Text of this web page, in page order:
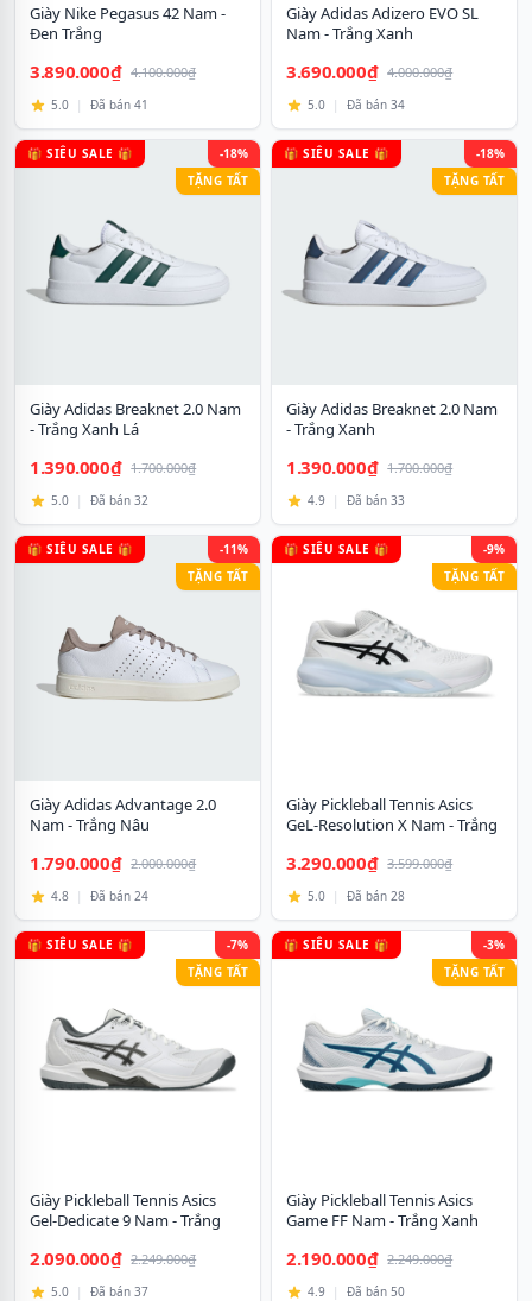
Giày Nike Pegasus 42 Nam -
Đen Trắng
3.890.000₫ 4.100.000₫
5.0 | Đã bán 41
Giày Adidas Adizero EVO SL
Nam - Trắng Xanh
3.690.000₫ 4.000.000₫
5.0 | Đã bán 34
🎁 SIÊU SALE 🎁
-18%
TẶNG TẤT
Giày Adidas Breaknet 2.0 Nam
- Trắng Xanh Lá
1.390.000₫ 1.700.000₫
5.0 | Đã bán 32
🎁 SIÊU SALE 🎁
-18%
TẶNG TẤT
Giày Adidas Breaknet 2.0 Nam
- Trắng Xanh
1.390.000₫ 1.700.000₫
4.9 | Đã bán 33
🎁 SIÊU SALE 🎁
-11%
TẶNG TẤT
Giày Adidas Advantage 2.0
Nam - Trắng Nâu
1.790.000₫ 2.000.000₫
4.8 | Đã bán 24
🎁 SIÊU SALE 🎁
-9%
TẶNG TẤT
Giày Pickleball Tennis Asics
GeL-Resolution X Nam - Trắng
3.290.000₫ 3.599.000₫
5.0 | Đã bán 28
🎁 SIÊU SALE 🎁
-7%
TẶNG TẤT
Giày Pickleball Tennis Asics
Gel-Dedicate 9 Nam - Trắng
2.090.000₫ 2.249.000₫
5.0 | Đã bán 37
🎁 SIÊU SALE 🎁
-3%
TẶNG TẤT
Giày Pickleball Tennis Asics
Game FF Nam - Trắng Xanh
2.190.000₫ 2.249.000₫
4.9 | Đã bán 50